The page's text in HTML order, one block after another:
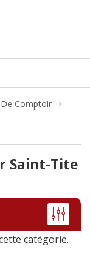
Comptoir
Saint-Tite
catégorie.